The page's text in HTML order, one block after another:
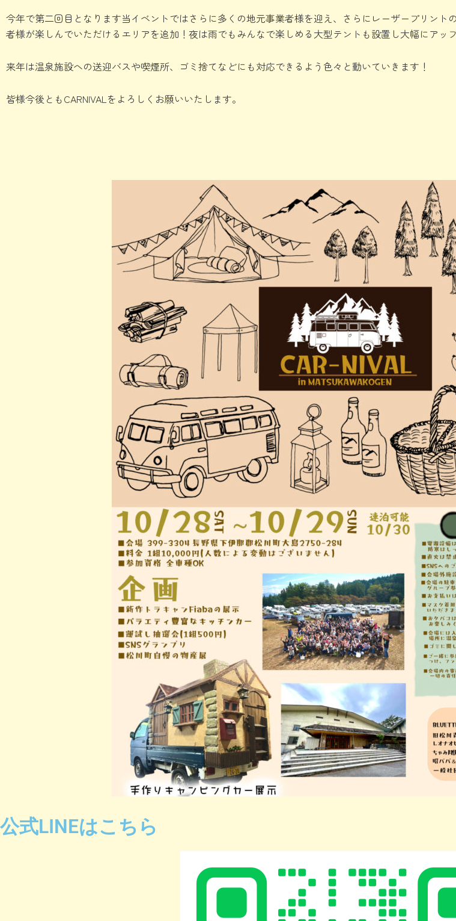
今年で第二回目となります当イベントではさらに多くの地元事業者様を迎え、さらにレーザープリント
者様が楽しんでいただけるエリアを追加！夜は雨でもみんなで楽しめる大型テントも設置し大幅にアッ
来年は温泉施設への送迎バスや喫煙所、ゴミ捨てなどにも対応できるよう色々と動いていきます！
皆様今後ともCARNIVALをよろしくお願いいたします。
公式LINEはこちら